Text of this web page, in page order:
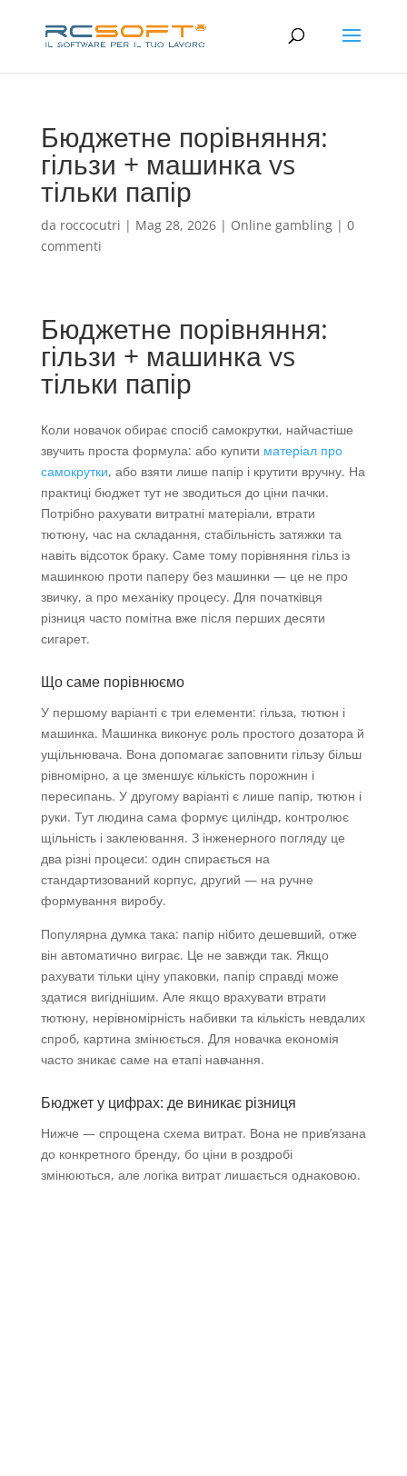
Бюджетне порівняння:
гільзи + машинка vs
тільки папір
da roccocutri | Mag 28, 2026| Online gambling| 0
commenti
Бюджетне порівняння:
гільзи + машинка vs
тільки папір
Коли новачок обирає спосіб самокрутки, найчастіше
звучить проста формула: або купити матеріал про
самокрутки, або взяти лише папір і крутити вручну. На
практиці бюджет тут не зводиться до ціни пачки.
Потрібно рахувати витратні матеріали, втрати
тютюну, час на складання, стабільність затяжки та
навіть відсоток браку. Саме тому порівняння гільз із
машинкою проти паперу без машинки — це не про
звичку, а про механіку процесу. Для початківця
різниця часто помітна вже після перших десяти
сигарет.
Що саме порівнюємо
У першому варіанті є три елементи: гільза, тютюн і
машинка. Машинка виконує роль простого дозатора й
ущільнювача. Вона допомагає заповнити гільзу більш
рівномірно, а це зменшує кількість порожнин і
пересипань. У другому варіанті є лише папір, тютюн і
руки. Тут людина сама формує циліндр, контролює
щільність і заклеювання. З інженерного погляду це
два різні процеси: один спирається на
стандартизований корпус, другий — на ручне
формування виробу.
Популярна думка така: папір нібито дешевший, отже
він автоматично виграє. Це не завжди так. Якщо
рахувати тільки ціну упаковки, папір справді може
здатися вигіднішим. Але якщо врахувати втрати
тютюну, нерівномірність набивки та кількість невдалих
спроб, картина змінюється. Для новачка економія
часто зникає саме на етапі навчання.
Бюджет у цифрах: де виникає різниця
Нижче — спрощена схема витрат. Вона не прив’язана
до конкретного бренду, бо ціни в роздробі
змінюються, але логіка витрат лишається однаковою.